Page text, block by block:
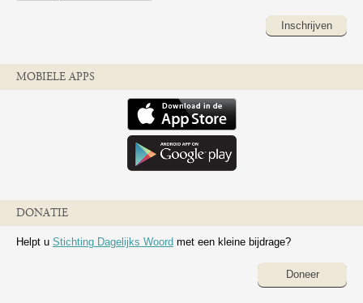
Inschrijven
MOBIELE APPS
DONATIE
Helpt u Stichting Dagelijks Woord met een kleine bijdrage?
Doneer